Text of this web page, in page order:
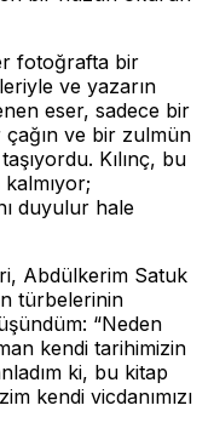
fotoğrafta bir
ve yazarın
eser, sadece bir
çağın ve bir zulmün
Kılınç, bu
duyulur hale
Abdülkerim Satuk
türbelerinin
“Neden
kendi tarihimizin
ki, bu kitap
kendi vicdanımızı